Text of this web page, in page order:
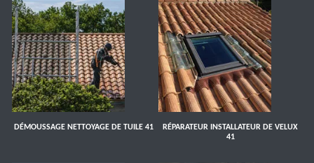
DÉMOUSSAGE NETTOYAGE DE TUILE 41
RÉPARATEUR INSTALLATEUR DE VELUX
41